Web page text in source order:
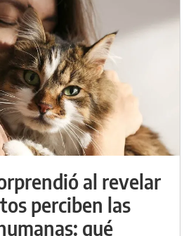
al revelar
perciben las
qué